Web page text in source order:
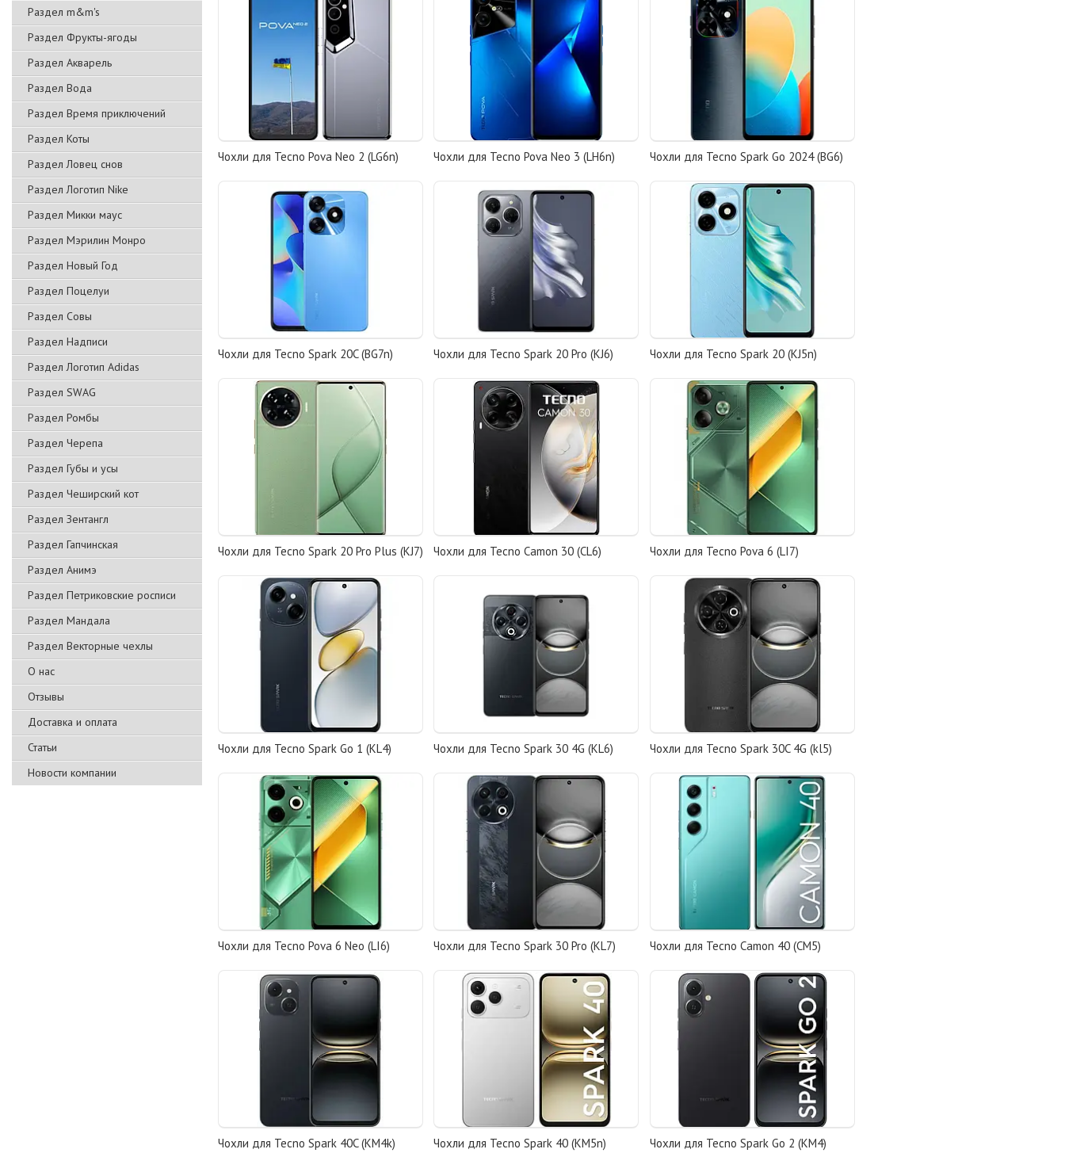
Раздел m&m's
Раздел Фрукты-ягоды
Раздел Акварель
Раздел Вода
Раздел Время приключений
Раздел Коты
Раздел Ловец снов
Раздел Логотип Nike
Раздел Микки маус
Раздел Мэрилин Монро
Раздел Новый Год
Раздел Поцелуи
Раздел Совы
Раздел Надписи
Раздел Логотип Adidas
Раздел SWAG
Раздел Ромбы
Раздел Черепа
Раздел Губы и усы
Раздел Чеширский кот
Раздел Зентангл
Раздел Гапчинская
Раздел Анимэ
Раздел Петриковские росписи
Раздел Мандала
Раздел Векторные чехлы
О нас
Отзывы
Доставка и оплата
Статьи
Новости компании
Чохли для Tecno Pova Neo 2 (LG6n) Чохли для Tecno Pova Neo 3 (LH6n) Чохли для Tecno Spark Go 2024 (BG6)
Чохли для Tecno Spark 20C (BG7n) Чохли для Tecno Spark 20 Pro (KJ6) Чохли для Tecno Spark 20 (KJ5n)
Чохли для Tecno Spark 20 Pro Plus (KJ7) Чохли для Tecno Camon 30 (CL6) Чохли для Tecno Pova 6 (LI7)
Чохли для Tecno Spark Go 1 (KL4) Чохли для Tecno Spark 30 4G (KL6) Чохли для Tecno Spark 30C 4G (kl5)
Чохли для Tecno Pova 6 Neo (LI6) Чохли для Tecno Spark 30 Pro (KL7) Чохли для Tecno Camon 40 (CM5)
Чохли для Tecno Spark 40C (KM4k) Чохли для Tecno Spark 40 (KM5n) Чохли для Tecno Spark Go 2 (KM4)